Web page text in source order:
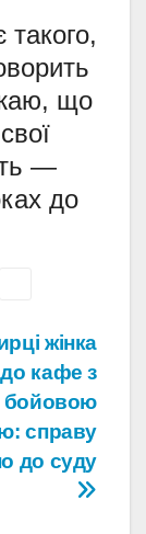
що
—
до
жінка
кафе з
бойовою
справу
до суду